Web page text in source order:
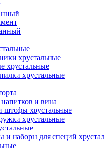
хрустальные
хрустальные
хрустальные
и вина
хрустальные
хрустальные
и наборы для специй